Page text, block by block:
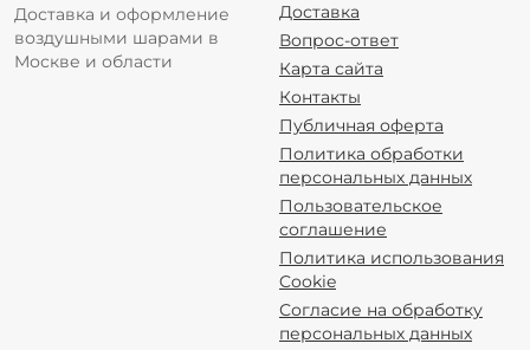
Доставка и оформление
воздушными шарами в
Москве и области
Доставка
Вопрос-ответ
Карта сайта
Контакты
Публичная оферта
Политика обработки
персональных данных
Пользовательское
соглашение
Политика использования
Cookie
Согласие на обработку
персональных данных